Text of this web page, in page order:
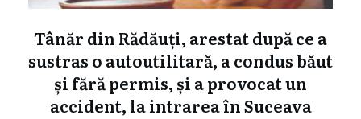
Tânăr din Rădăuți, arestat după ce a
sustras o autoutilitară, a condus băut
și fără permis, și a provocat un
accident, la intrarea în Suceava